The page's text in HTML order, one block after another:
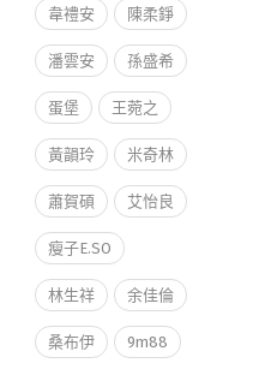
韋禮安 陳柔錚
潘雲安 孫盛希
蛋堡 王菀之
黃韻玲 米奇林
蕭賀碩 艾怡良
瘦子E.SO
林生祥 余佳倫
桑布伊 9m88